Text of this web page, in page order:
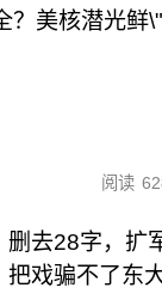
？美核潜光鲜
阅读
删去28字，扩
把戏骗不了东